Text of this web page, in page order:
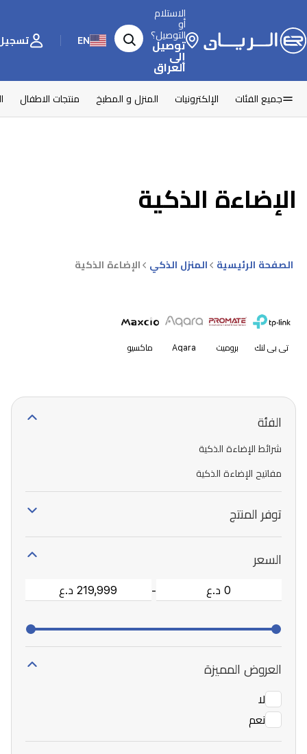
الاستلام
أو
التوصيل؟
توصيل
إلى
العراق
EN تسجيل
جميع الفئات الإلكترونيات المنزل و المطبخ منتجات الاطفال
الإضاءة الذكية
الصفحة الرئيسية المنزل الذكي الإضاءة الذكية
تي بي لنك بروميت Aqara ماكسيو
الفئة
شرائط الإضاءة الذكية
مفاتيح الإضاءة الذكية
توفر المنتج
السعر
-
العروض المميزة
لا
نعم